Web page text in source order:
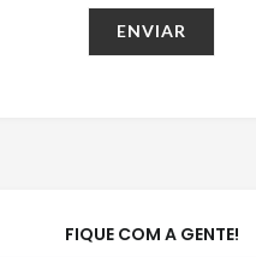
FIQUE COM A GENTE!